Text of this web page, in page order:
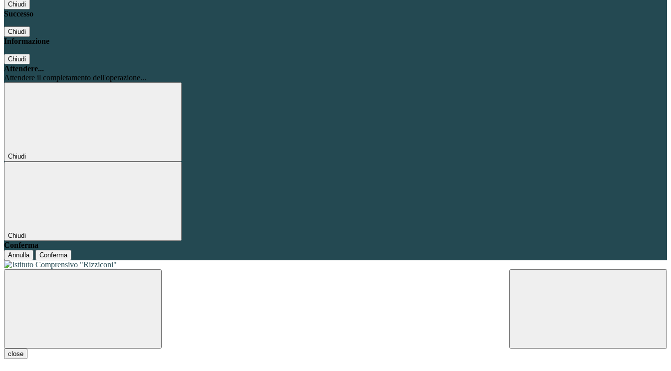
Chiudi
Successo
Chiudi
Informazione
Chiudi
Attendere...
Attendere il completamento dell'operazione...
Chiudi
Chiudi
Conferma
Annulla Conferma
close